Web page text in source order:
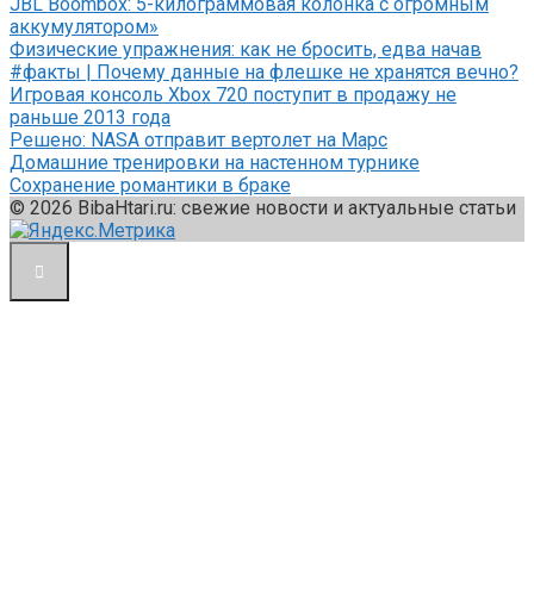
аккумулятором»
Физические упражнения: как не бросить, едва начав
#факты | Почему данные на флешке не хранятся вечно?
Игровая консоль Xbox 720 поступит в продажу не
раньше 2013 года
Решено: NASA отправит вертолет на Марс
Домашние тренировки на настенном турнике
Сохранение романтики в браке
© 2026 BibaHtari.ru: свежие новости и актуальные статьи